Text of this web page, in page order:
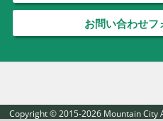
お問い合わせ
Copyright © 2015-2026 Mountain City